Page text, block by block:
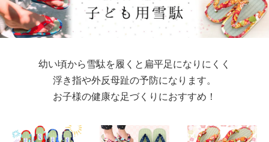
幼い頃から雪駄を履くと扁平足になりにくく
浮き指や外反母趾の予防になります。
お子様の健康な足づくりにおすすめ！